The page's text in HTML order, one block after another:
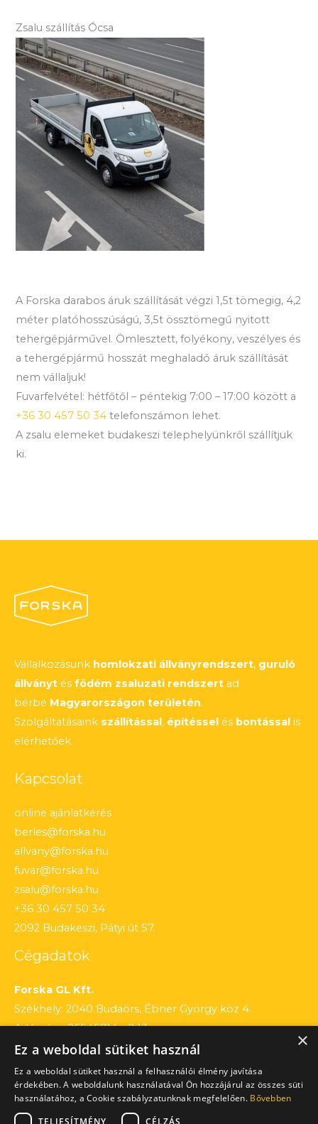
Zsalu szállítás Ócsa
A Forska darabos áruk szállítását végzi 1,5t tömegig, 4,2
méter platóhosszúságú, 3,5t össztömegű nyitott
tehergépjárművel. Ömlesztett, folyékony, veszélyes és
a tehergépjármű hosszát meghaladó áruk szállítását
nem vállaljuk!
Fuvarfelvétel: hétfőtől – péntekig 7:00 – 17:00 között a
+36 30 457 50 34 telefonszámon lehet.
A zsalu elemeket budakeszi telephelyünkről szállítjuk
ki.
Vállalkozásunk homlokzati állványrendszert, guruló
állványt és födém zsaluzati rendszert ad
bérbe Magyarországon területén.
Szolgáltatásaink szállítással, építéssel és bontással is
elérhetőek.
Kapcsolat
online ajánlatkérés
berles@forska.hu
allvany@forska.hu
fuvar@forska.hu
zsalu@forska.hu
+36 30 457 50 34
2092 Budakeszi, Pátyi út 57.
Cégadatok
Forska GL Kft.
Székhely: 2040 Budaörs, Ébner György köz 4.
Adószám: 26545714 – 2 13
Cégjegyzékszám: 13 – 09 – 195803
Számlaszám: 12010154 – 01660751 – 00100001
×
Ez a weboldal sütiket használ
Ez a weboldal sütiket használ a felhasználói élmény javítása
érdekében. A weboldalunk használatával Ön hozzájárul az összes süti
használatához, a Cookie szabályzatunknak megfelelően. Bővebben
TELJESÍTMÉNY
CÉLZÁS